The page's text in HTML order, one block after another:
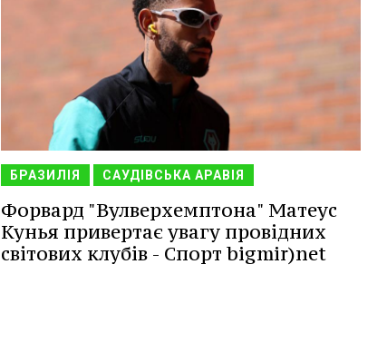
БРАЗИЛІЯ САУДІВСЬКА АРАВІЯ
Форвард "Вулверхемптона" Матеус
Кунья привертає увагу провідних
світових клубів - Спорт bigmir)net